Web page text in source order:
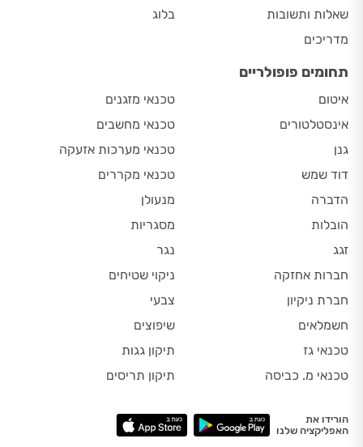
שאלות ותשובות
מדריכים
בלוג
תחומים פופולריים
איטום
אינסטלטורים
גנן
דוד שמש
הדברה
הובלות
זגג
חברות אחזקה
חברת ניקיון
חשמלאים
טכנאי גז
טכנאי מ. כביסה
טכנאי מזגנים
טכנאי מחשבים
טכנאי מערכות אזעקה
טכנאי מקררים
מנעולן
מסגריות
נגר
ניקוי שטיחים
צבעי
שיפוצים
תיקון גגות
תיקון תריסים
הורידו את
האפליקציה שלנו